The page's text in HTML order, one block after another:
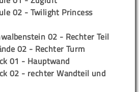
02 - Twilight Princess
02 - Rechter Teil
02 - Rechter Turm
01 - Hauptwand
02 - rechter Wandteil und